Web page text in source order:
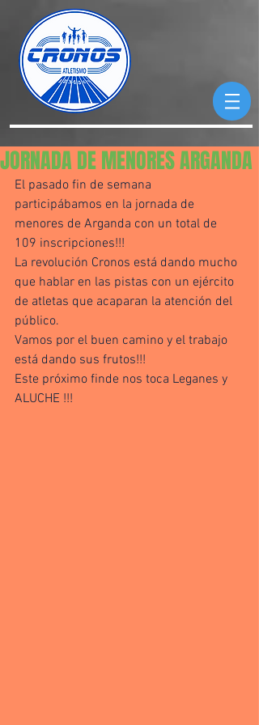
JORNADA DE MENORES ARGANDA
El pasado fin de semana
participábamos en la jornada de
menores de Arganda con un total de
109 inscripciones!!!
La revolución Cronos está dando mucho
que hablar en las pistas con un ejército
de atletas que acaparan la atención del
público.
Vamos por el buen camino y el trabajo
está dando sus frutos!!!
Este próximo finde nos toca Leganes y
ALUCHE !!!